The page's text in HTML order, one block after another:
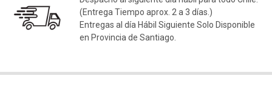
(Entrega Tiempo aprox. 2 a 3 días.)
Entregas al día Hábil Siguiente Solo Disponible
en Provincia de Santiago.